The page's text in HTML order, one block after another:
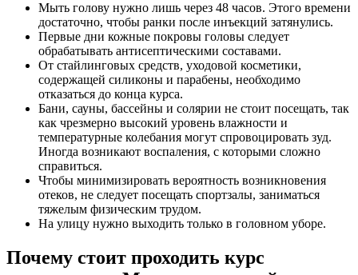
Мыть голову нужно лишь через 48 часов. Этого времени
достаточно, чтобы ранки после инъекций затянулись.
Первые дни кожные покровы головы следует
обрабатывать антисептическими составами.
От стайлинговых средств, уходовой косметики,
содержащей силиконы и парабены, необходимо
отказаться до конца курса.
Бани, сауны, бассейны и солярии не стоит посещать, так
как чрезмерно высокий уровень влажности и
температурные колебания могут спровоцировать зуд.
Иногда возникают воспаления, с которыми сложно
справиться.
Чтобы минимизировать вероятность возникновения
отеков, не следует посещать спортзалы, заниматься
тяжелым физическим трудом.
На улицу нужно выходить только в головном уборе.
Почему стоит проходить курс